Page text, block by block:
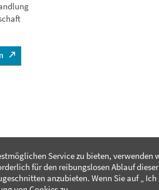
Service zu bieten, verwenden
für den reibungslosen Ablauf
anzubieten. Wenn Sie auf „